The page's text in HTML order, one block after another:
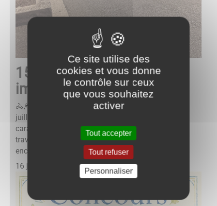
15 juillet 2026 - retour en
images
🚴🎆 Belle journée à La Machine ce 15 juillet !Le 15
juillet restera dans les mémoires. Sous le soleil, la
caravane puis les coureurs du Tour de France ont
traversé notre commune, portés par vos
encouragements ...
16 juillet 2026
Ce site utilise des
cookies et vous donne
le contrôle sur ceux
que vous souhaitez
activer
Tout accepter
Tout refuser
Personnaliser